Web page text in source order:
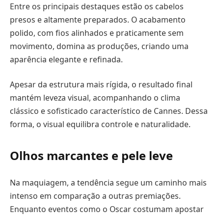
Entre os principais destaques estão os cabelos
presos e altamente preparados. O acabamento
polido, com fios alinhados e praticamente sem
movimento, domina as produções, criando uma
aparência elegante e refinada.
Apesar da estrutura mais rígida, o resultado final
mantém leveza visual, acompanhando o clima
clássico e sofisticado característico de Cannes. Dessa
forma, o visual equilibra controle e naturalidade.
Olhos marcantes e pele leve
Na maquiagem, a tendência segue um caminho mais
intenso em comparação a outras premiações.
Enquanto eventos como o Oscar costumam apostar